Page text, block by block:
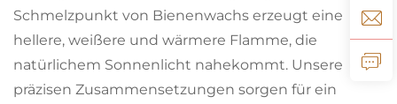
Schmelzpunkt von Bienenwachs erzeugt eine
hellere, weißere und wärmere Flamme, die
natürlichem Sonnenlicht nahekommt. Unsere
präzisen Zusammensetzungen sorgen für ein